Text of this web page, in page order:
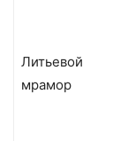
Литьевой
мрамор